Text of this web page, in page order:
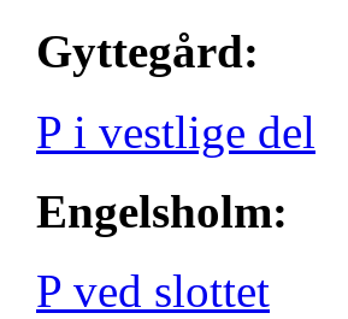
Gyttegård:
P i vestlige del
Engelsholm:
P ved slottet